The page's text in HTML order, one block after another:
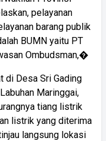
pelayanan
barang publik
BUMN yaitu PT
Ombudsman,�
di Desa Sri Gading
Maringgai,
tiang listrik
listrik yang diterima
langsung lokasi